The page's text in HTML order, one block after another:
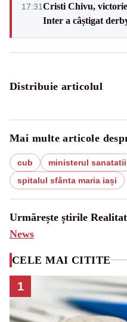
17:31Cristi Chivu,
Inter a câștigat
Distribuie articolul
Mai multe articole
cub ministerul sanatatii
spitalul sfânta maria iași
Urmărește știrile
News
CELE MAI CITITE
1